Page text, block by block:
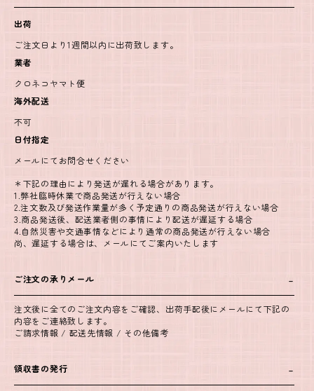
出荷
ご注文日より1週間以内に出荷致します。
業者
クロネコヤマト便
海外配送
不可
日付指定
メールにてお問合せください
＊下記の理由により発送が遅れる場合があります。
1.弊社臨時休業で商品発送が行えない場合
2.注文数及び発送作業量が多く予定通りの商品発送が行えない場合
3.商品発送後、配送業者側の事情により配送が遅延する場合
4.自然災害や交通事情などにより通常の商品発送が行えない場合
尚、遅延する場合は、メールにてご案内いたします
ご注文の承りメール
注文後に全てのご注文内容をご確認、出荷手配後にメールにて下記の
内容をご連絡致します。
ご請求情報 / 配送先情報 / その他備考
領収書の発行